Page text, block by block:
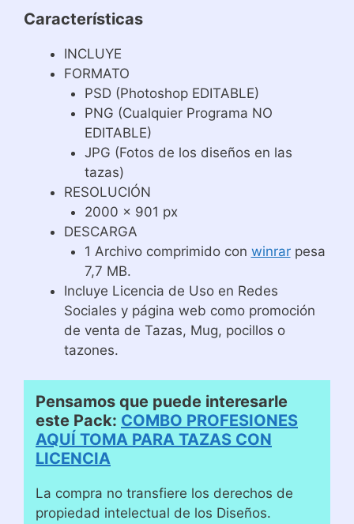
Características
INCLUYE
FORMATO
PSD (Photoshop EDITABLE)
PNG (Cualquier Programa NO
EDITABLE)
JPG (Fotos de los diseños en las
tazas)
RESOLUCIÓN
2000 x 901 px
DESCARGA
1 Archivo comprimido con winrarpesa
7,7 MB.
Incluye Licencia de Uso en Redes
Sociales y página web como promoción
de venta de Tazas, Mug, pocillos o
tazones.
Pensamos que puede interesarle
este Pack: COMBO PROFESIONES
AQUÍ TOMA PARA TAZAS CON
LICENCIA
La compra no transfiere los derechos de
propiedad intelectual de los Diseños.